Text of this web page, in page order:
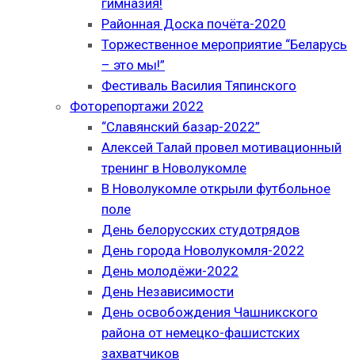
гимназия!
Районная Доска почёта-2020
Торжественное мероприятие “Беларусь
– это мы!”
Фестиваль Василия Тяпинского
Фоторепортажи 2022
“Славянский базар-2022”
Алексей Талай провел мотивационный
тренинг в Новолукомле
В Новолукомле открыли футбольное
поле
День белорусских студотрядов
День города Новолукомля-2022
День молодёжи-2022
День Независимости
День освобождения Чашникского
района от немецко-фашистских
захватчиков